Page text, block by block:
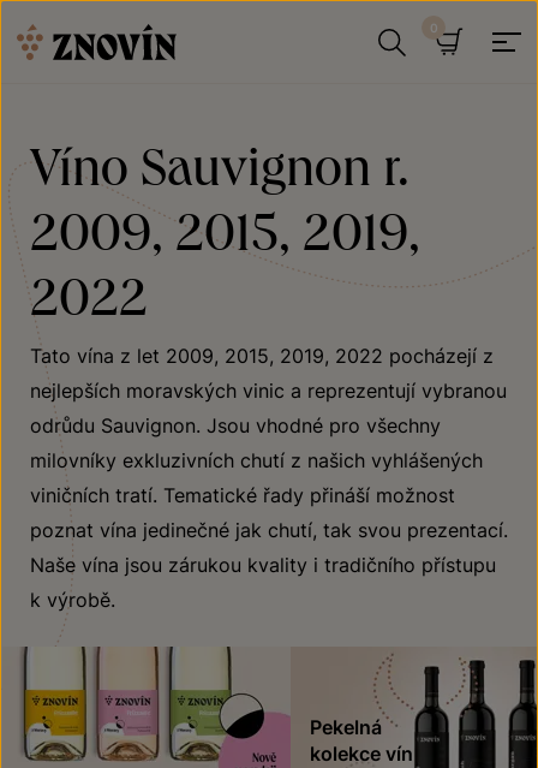
Víno Sauvignon r.
2009, 2015, 2019,
2022
Tato vína z let 2009, 2015, 2019, 2022 pocházejí z
nejlepších moravských vinic a reprezentují vybranou
odrůdu Sauvignon. Jsou vhodné pro všechny
milovníky exkluzivních chutí z našich vyhlášených
viničních tratí. Tematické řady přináší možnost
poznat vína jedinečné jak chutí, tak svou prezentací.
Naše vína jsou zárukou kvality i tradičního přístupu
k výrobě.
Pekelná
kolekce vín